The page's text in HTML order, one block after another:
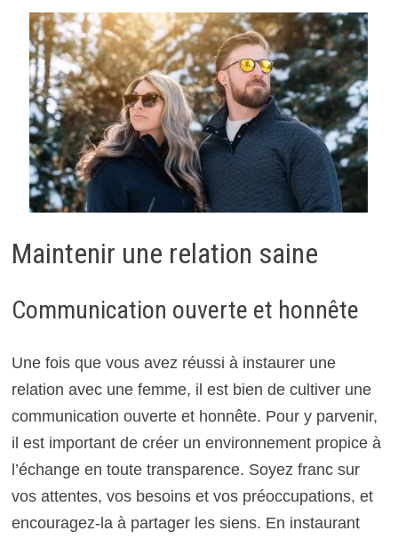
Maintenir une relation saine
Communication ouverte et honnête
Une fois que vous avez réussi à instaurer une
relation avec une femme, il est bien de cultiver une
communication ouverte et honnête. Pour y parvenir,
il est important de créer un environnement propice à
l’échange en toute transparence. Soyez franc sur
vos attentes, vos besoins et vos préoccupations, et
encouragez-la à partager les siens. En instaurant